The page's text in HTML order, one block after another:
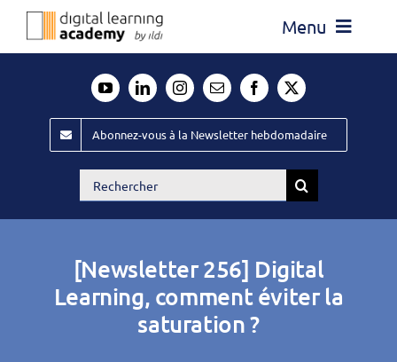
Passer
Menu
Évènements ILDI
Offres d’emploi
Abonnez-vous à la Newsletter hebdomadaire
Rechercher:
[Newsletter 256] Digital
Learning, comment éviter la
saturation ?